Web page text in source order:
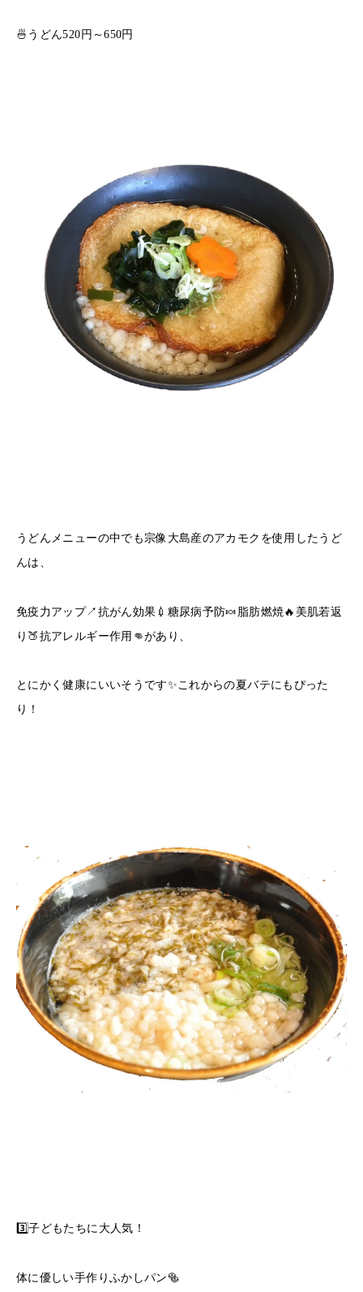
🍜うどん520円～650円
うどんメニューの中でも宗像大島産のアカモクを使用したうど
んは、
免疫力アップ↗️抗がん効果💉糖尿病予防🍬脂肪燃焼🔥美肌若返
り🍑抗アレルギー作用👊があり、
とにかく健康にいいそうです✨これからの夏バテにもぴった
り！
3️⃣子どもたちに大人気！
体に優しい手作りふかしパン🥯